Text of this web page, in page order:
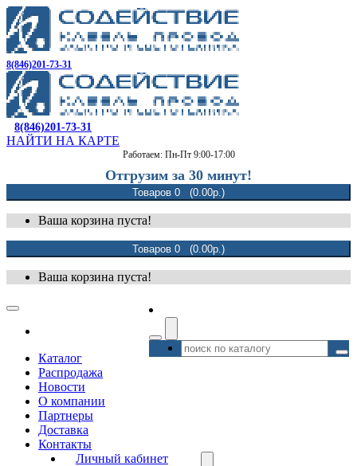
8(846)201-73-31
8(846)201-73-31
НАЙТИ НА КАРТЕ
Работаем: Пн-Пт 9:00-17:00
Отгрузим за 30 минут!
Товаров 0 (0.00р.)
Ваша корзина пуста!
Товаров 0 (0.00р.)
Ваша корзина пуста!
Каталог
Распродажа
Новости
О компании
Партнеры
Доставка
Контакты
Личный кабинет